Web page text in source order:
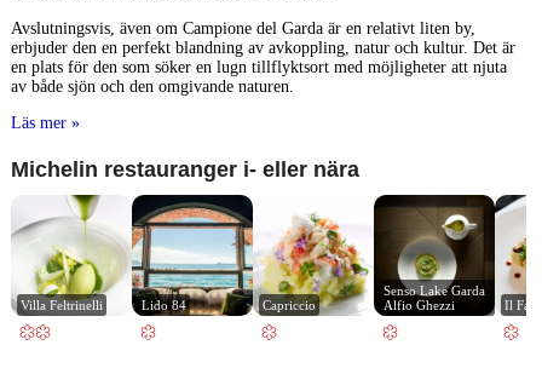
Avslutningsvis, även om Campione del Garda är en relativt liten by,
erbjuder den en perfekt blandning av avkoppling, natur och kultur. Det är
en plats för den som söker en lugn tillflyktsort med möjligheter att njuta
av både sjön och den omgivande naturen.
Läs mer »
Michelin restauranger i- eller nära
Villa Feltrinelli Lido 84 Capriccio
Senso Lake Garda
Alfio Ghezzi
Il